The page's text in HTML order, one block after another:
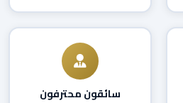
سائقون محترفون